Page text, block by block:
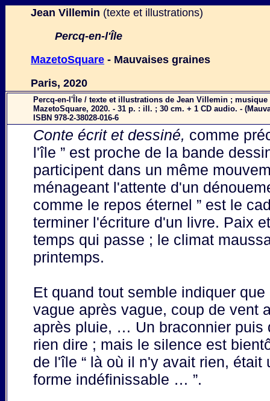
Jean Villemin (texte et illustrations)
Percq-en-l'Île
MazetoSquare - Mauvaises graines
Paris, 2020
Percq-en-l'Île / texte et illustrations de Jean Villemin ;
MazetoSquare, 2020. - 31 p. : ill. ; 30 cm. + 1 CD audio. -
ISBN 978-2-38028-016-6
Conte écrit et dessiné, comme
l'île ” est proche de la bande
participent dans un même
ménageant l'attente d'un
comme le repos éternel ” est le
terminer l'écriture d'un livre. Paix
temps qui passe ; le climat
printemps.
Et quand tout semble indiquer
vague après vague, coup de vent
après pluie, … Un braconnier puis
rien dire ; mais le silence est
de l'île “ là où il n'y avait rien, était
forme indéfinissable … ”.